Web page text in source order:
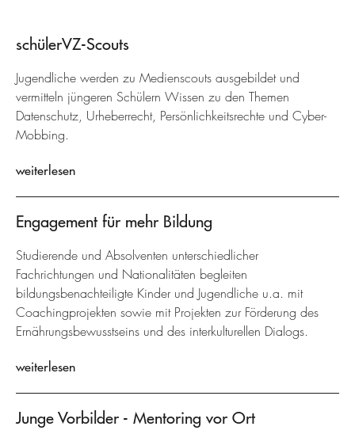
schülerVZ-Scouts
Jugendliche werden zu Medienscouts ausgebildet und
vermitteln jüngeren Schülern Wissen zu den Themen
Datenschutz, Urheberrecht, Persönlichkeitsrechte und Cyber-
Mobbing.
weiterlesen
Engagement für mehr Bildung
Studierende und Absolventen unterschiedlicher
Fachrichtungen und Nationalitäten begleiten
bildungsbenachteiligte Kinder und Jugendliche u.a. mit
Coachingprojekten sowie mit Projekten zur Förderung des
Ernährungsbewusstseins und des interkulturellen Dialogs.
weiterlesen
Junge Vorbilder - Mentoring vor Ort